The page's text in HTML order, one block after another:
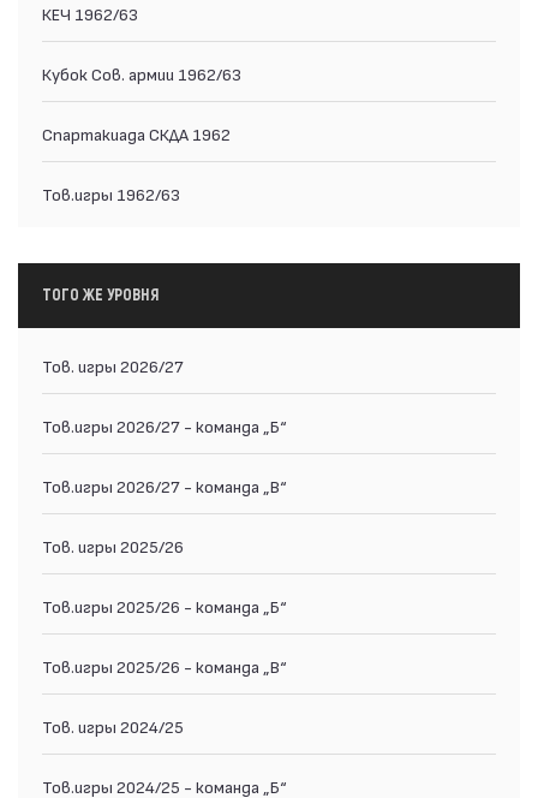
КЕЧ 1962/63
Кубок Сов. армии 1962/63
Спартакиада СКДА 1962
Тов.игры 1962/63
ТОГО ЖЕ УРОВНЯ
Тов. игры 2026/27
Тов.игры 2026/27 - команда „Б“
Тов.игры 2026/27 - команда „В“
Тов. игры 2025/26
Тов.игры 2025/26 - команда „Б“
Тов.игры 2025/26 - команда „В“
Тов. игры 2024/25
Тов.игры 2024/25 - команда „Б“